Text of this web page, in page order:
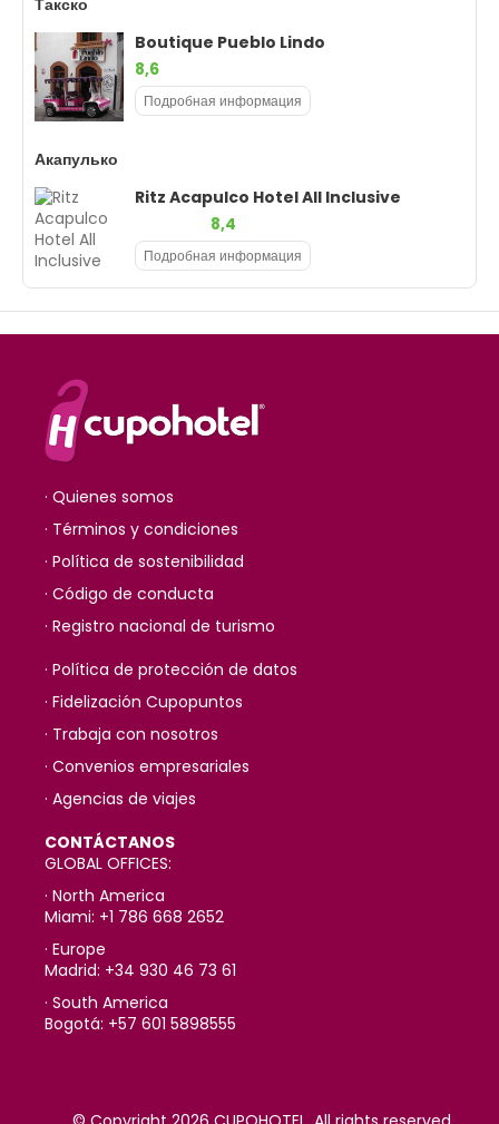
Такско
Boutique Pueblo Lindo
8,6
Подробная информация
Акапулько
Ritz Acapulco Hotel All Inclusive
8,4
Подробная информация
· Quienes somos
· Términos y condiciones
· Política de sostenibilidad
· Código de conducta
· Registro nacional de turismo
· Política de protección de datos
· Fidelización Cupopuntos
· Trabaja con nosotros
· Convenios empresariales
· Agencias de viajes
CONTÁCTANOS
GLOBAL OFFICES:
· North America
Miami: +1 786 668 2652
· Europe
Madrid: +34 930 46 73 61
· South America
Bogotá: +57 601 5898555